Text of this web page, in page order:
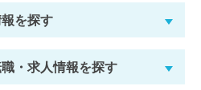
を探す
・求人情報を探す